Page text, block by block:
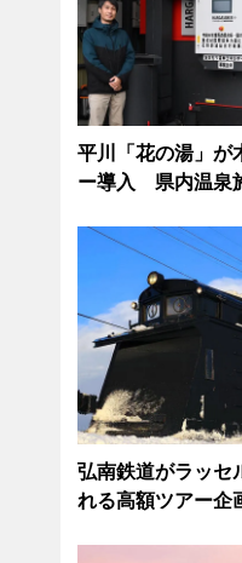
平川「花の湯」が
ー導入 県内温泉
弘南鉄道がラッセ
れる高額ツアー企